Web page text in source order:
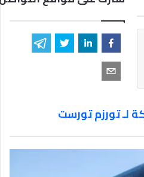
لـ تورزم تورست